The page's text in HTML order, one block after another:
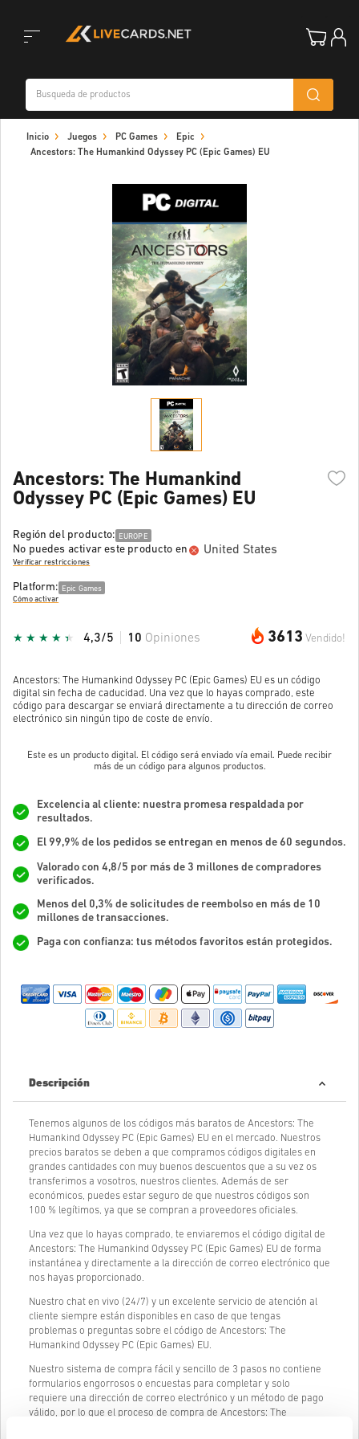
navigation
Inicio Juegos PC Games
Epic
Ancestors: The Humankind Odyssey PC (Epic Games) EU
Ancestors: The Humankind
Odyssey PC (Epic Games) EU
Región del producto: EUROPE
No puedes activar este producto en United States
Verificar restricciones
Platform: Epic Games
Cómo activar
3613 Vendido!
4,3/5 10 Opiniones
Ancestors: The Humankind Odyssey PC (Epic Games) EU es un código
digital sin fecha de caducidad. Una vez que lo hayas comprado, este
código para descargar se enviará directamente a tu dirección de correo
electrónico sin ningún tipo de coste de envío.
Este es un producto digital. El código será enviado vía email. Puede recibir
más de un código para algunos productos.
Excelencia al cliente: nuestra promesa respaldada por
resultados.
El 99,9% de los pedidos se entregan en menos de 60 segundos.
Valorado con 4,8/5 por más de 3 millones de compradores
verificados.
Menos del 0,3% de solicitudes de reembolso en más de 10
millones de transacciones.
Paga con confianza: tus métodos favoritos están protegidos.
Descripción
Tenemos algunos de los códigos más baratos de Ancestors: The
Humankind Odyssey PC (Epic Games) EU en el mercado. Nuestros
precios baratos se deben a que compramos códigos digitales en
grandes cantidades con muy buenos descuentos que a su vez os
transferimos a vosotros, nuestros clientes. Además de ser
económicos, puedes estar seguro de que nuestros códigos son
100 % legítimos, ya que se compran a proveedores oficiales.
Una vez que lo hayas comprado, te enviaremos el código digital de
Ancestors: The Humankind Odyssey PC (Epic Games) EU de forma
instantánea y directamente a la dirección de correo electrónico que
nos hayas proporcionado.
Nuestro chat en vivo (24/7) y un excelente servicio de atención al
cliente siempre están disponibles en caso de que tengas
problemas o preguntas sobre el código de Ancestors: The
Humankind Odyssey PC (Epic Games) EU.
Nuestro sistema de compra fácil y sencillo de 3 pasos no contiene
formularios engorrosos o encuestas para completar y solo
requiere una dirección de correo electrónico y un método de pago
válido, por lo que el proceso de compra de Ancestors: The